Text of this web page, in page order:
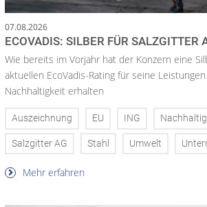
07.08.2026
ECOVADIS: SILBER FÜR SALZGITTER
Wie bereits im Vorjahr hat der Konzern eine
aktuellen EcoVadis-Rating für seine
Nachhaltigkeit erhalten
Auszeichnung EU ING
Salzgitter AG Stahl Umwelt
Mehr erfahren